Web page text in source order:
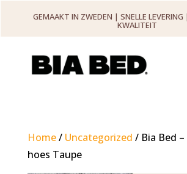
GEMAAKT IN ZWEDEN | SNELLE
KWALITEIT
Home/ Uncategorized / Bia Bed
hoes Taupe